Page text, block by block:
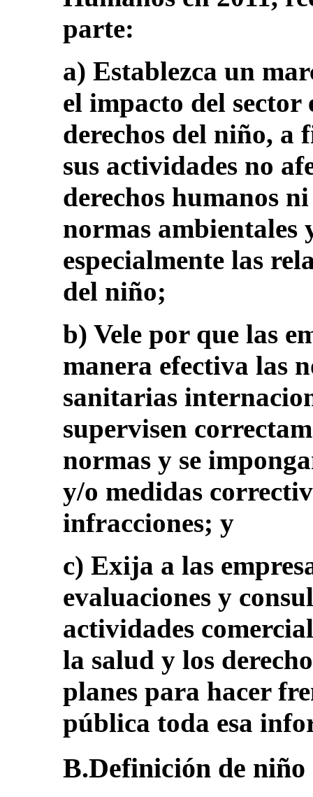
parte:
a) Establezca un
el impacto del sector
derechos del niño, a
sus actividades no
derechos humanos
normas ambientales
especialmente las
del niño;
b) Vele por que las
manera efectiva las
sanitarias
supervisen
normas y se
y/o medidas
infracciones; y
c) Exija a las
evaluaciones y
actividades
la salud y los
planes para hacer
pública toda esa
B.Definición de